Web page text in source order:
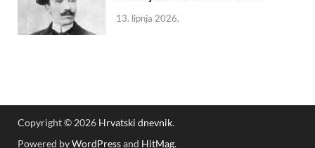
13. lipnja 2026.
Copyright © 2026 Hrvatski dnevnik.
Powered byWordPressand HitMag.